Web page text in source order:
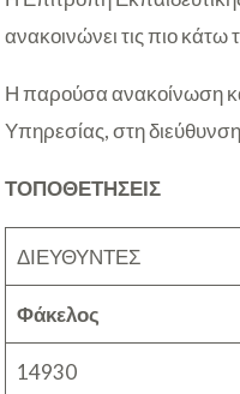
ανακοινώνει τις πιο
Η παρούσα ανακοίνωση
Υπηρεσίας, στη
ΤΟΠΟΘΕΤΗΣΕΙΣ
ΔΙΕΥΘΥΝΤΕΣ
Φάκελος
14930